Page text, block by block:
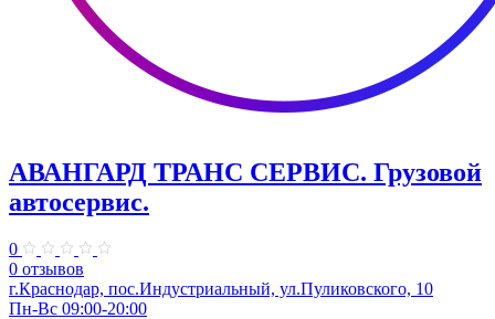
АВАНГАРД ТРАНС СЕРВИС. Грузовой
автосервис.
0
0 отзывов
г.Краснодар, пос.Индустриальный, ул.Пуликовского, 10
Пн-Вс 09:00-20:00